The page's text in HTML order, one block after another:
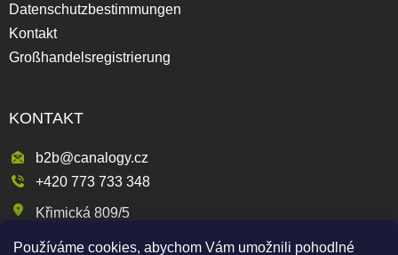
Používáme cookies, abychom Vám umožnili pohodlné
Datenschutzbestimmungen
Kontakt
Großhandelsregistrierung
KONTAKT
b2b@canalogy.cz
+420 773 733 348
Křimická 809/5
318 00 Plzeň 3-Skvrňany